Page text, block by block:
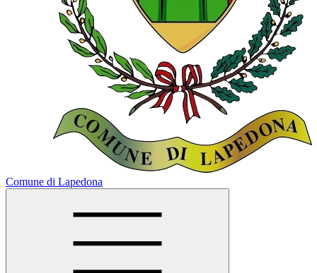
Comune di Lapedona